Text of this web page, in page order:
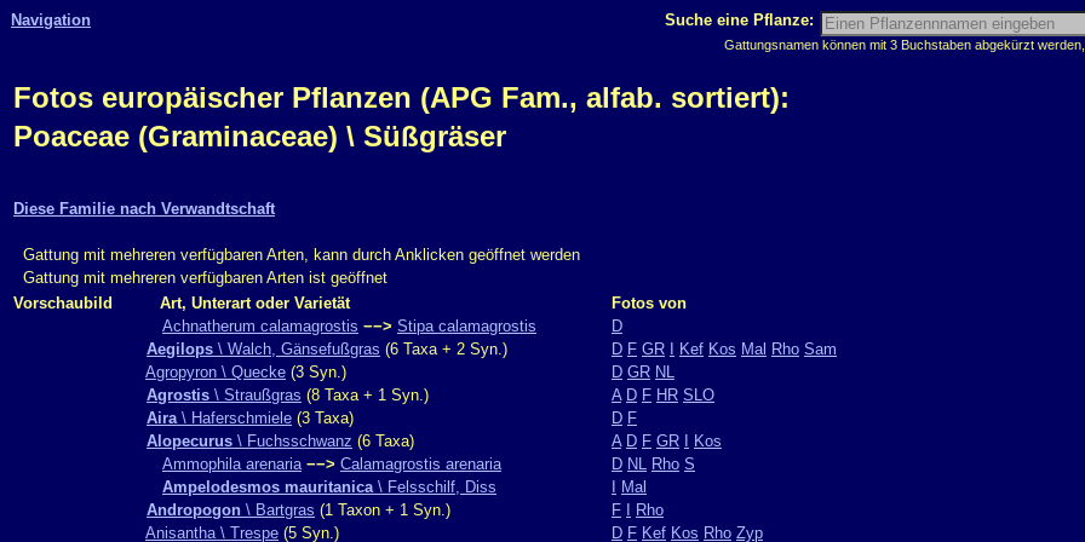
Navigation Suche eine Pflanze:
Gattungsnamen können mit 3 Buchstaben abgekürzt
Fotos europäischer Pflanzen (APG Fam., alfab. sortiert):
Poaceae (Graminaceae) \ Süßgräser
Diese Familie nach Verwandtschaft
Gattung mit mehreren verfügbaren Arten, kann durch Anklicken geöffnet werden
Gattung mit mehreren verfügbaren Arten ist geöffnet
Vorschaubild
Art, Unterart oder Varietät
Fotos von
Achnatherum calamagrostis −−> Stipa calamagrostis
D
Aegilops \ Walch, Gänsefußgras (6 Taxa + 2 Syn.) D F GR Kef Kos Mal Rho Sam
Agropyron \ Quecke (3 Syn.) D GR NL
Agrostis \ Straußgras (8 Taxa + 1 Syn.) A D F HR SLO
Aira\ Haferschmiele (3 Taxa) D F
Alopecurus \ Fuchsschwanz (6 Taxa) A D F GR
Kos
Ammophila arenaria −−> Calamagrostis arenaria D NL Rho S
Ampelodesmos mauritanica\ Felsschilf, Diss
Mal
Andropogon \ Bartgras (1 Taxon + 1 Syn.) F
Rho
Anisantha \ Trespe (5 Syn.) D F Kef Kos Rho Zyp